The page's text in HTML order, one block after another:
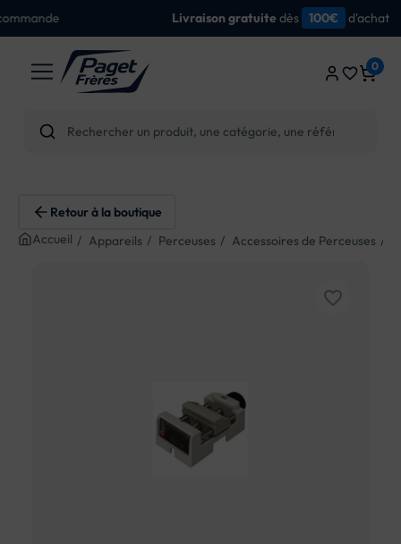
Livraison gratuitedès 100€ d'achat
0
favorite_border
Retour à la boutique
Accueil
Appareils Perceuses Accessoires de Perceuses
favorite_border